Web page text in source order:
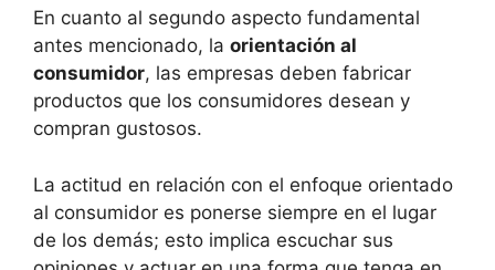
En cuanto al segundo aspecto fundamental
antes mencionado, la orientación al
consumidor, las empresas deben fabricar
productos que los consumidores desean y
compran gustosos.
La actitud en relación con el enfoque orientado
al consumidor es ponerse siempre en el lugar
de los demás; esto implica escuchar sus